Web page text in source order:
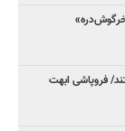
فروپاشی ابهت